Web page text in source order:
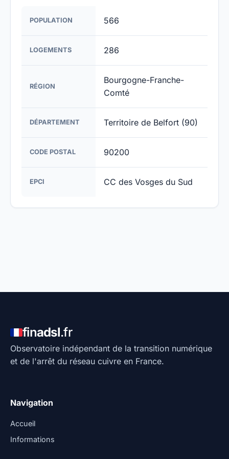
POPULATION 566
LOGEMENTS 286
RÉGION
Bourgogne-Franche-
Comté
DÉPARTEMENT Territoire de Belfort (90)
CODE POSTAL 90200
EPCI CC des Vosges du Sud
finadsl.fr
Observatoire indépendant de la transition numérique
et de l'arrêt du réseau cuivre en France.
Navigation
Accueil
Informations